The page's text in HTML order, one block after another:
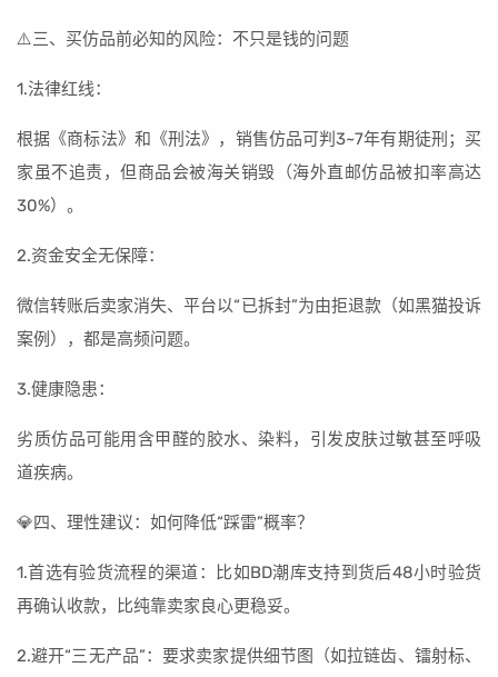
⚠️三、买仿品前必知的风险：不只是钱的问题
1.法律红线：
根据《商标法》和《刑法》，销售仿品可判3~7年有期徒刑；买
家虽不追责，但商品会被海关销毁（海外直邮仿品被扣率高达
30%）。
2.资金安全无保障：
微信转账后卖家消失、平台以“已拆封”为由拒退款（如黑猫投诉
案例），都是高频问题。
3.健康隐患：
劣质仿品可能用含甲醛的胶水、染料，引发皮肤过敏甚至呼吸
道疾病。
💎四、理性建议：如何降低“踩雷”概率？
1.首选有验货流程的渠道：比如BD潮库支持到货后48小时验货
再确认收款，比纯靠卖家良心更稳妥。
2.避开“三无产品”：要求卖家提供细节图（如拉链齿、镭射标、